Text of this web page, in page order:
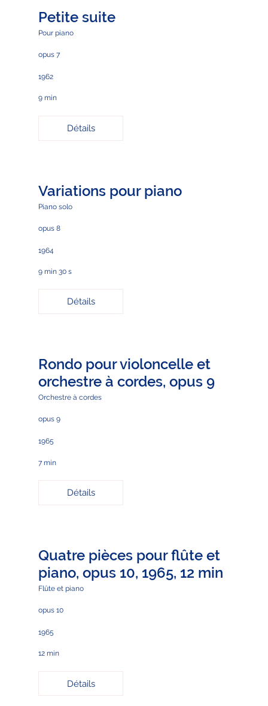
Petite suite
Pour piano
opus 7
1962
9 min
Détails
Variations pour piano
Piano solo
opus 8
1964
9 min 30 s
Détails
Rondo pour violoncelle et
orchestre à cordes, opus 9
Orchestre à cordes
opus 9
1965
7 min
Détails
Quatre pièces pour flûte et
piano, opus 10, 1965, 12 min
Flûte et piano
opus 10
1965
12 min
Détails